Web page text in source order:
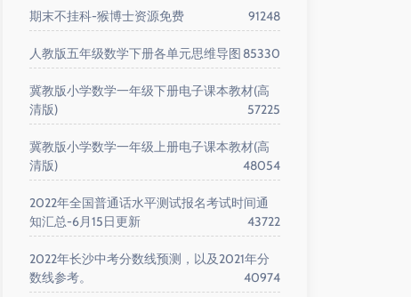
期末不挂科-猴博士资源免费 91248
人教版五年级数学下册各单元思维导图 85330
冀教版小学数学一年级下册电子课本教材(高
清版)
57225
冀教版小学数学一年级上册电子课本教材(高
清版)
48054
2022年全国普通话水平测试报名考试时间通
知汇总-6月15日更新
43722
2022年长沙中考分数线预测，以及2021年分
数线参考。
40974